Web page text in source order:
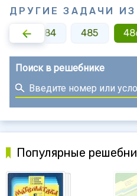
ДРУГИЕ ЗАДАЧИ
484 485
Поиск в решебнике
Популярные